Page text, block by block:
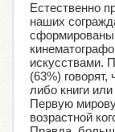
Естественно
наших
сформированы
искусствами.
(63%)
либо книги
Первую
возрастной